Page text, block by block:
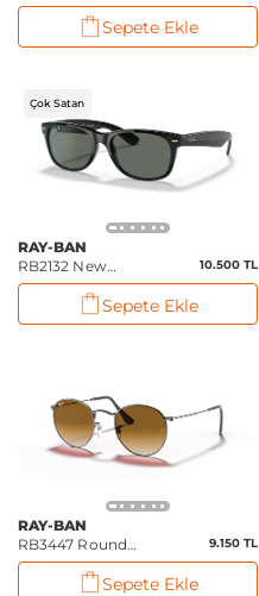
Sepete Ekle
Çok Satan
RAY-BAN
RB2132 New
Wayfarer Classic
10.500 TL
Sepete Ekle
RAY-BAN
RB3447 Round
Metal
9.150 TL
Sepete Ekle